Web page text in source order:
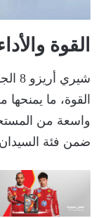
القوة
القوة، ما
واسعة من
ضمن فئة